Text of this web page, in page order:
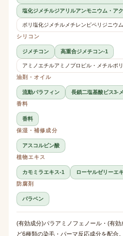
塩化ジメチルジアリルアンモニウム・ア
ポリ塩化ジメチルメチレンピペリジニウ
シリコン
ジメチコン 高重合ジメチコン-1
アミノエチルアミノプロピル・メチルポ
油剤・オイル
流動パラフィン
長鎖二塩基酸ビス3-
香料
香料
保湿・補修成分
アスコルビン酸
植物エキス
カモミラエキス-1 ローヤルゼリーエ
防腐剤
パラベン
(有効成分)パラアミノフェノール・(有
ど6種類の染毛・パーマ反応成分を配合